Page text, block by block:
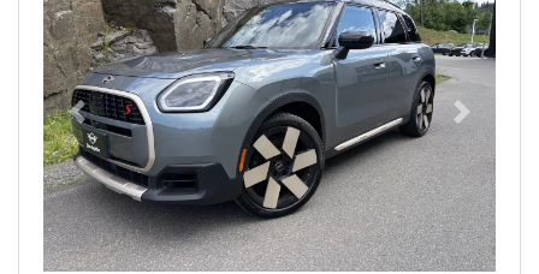
Previous Next